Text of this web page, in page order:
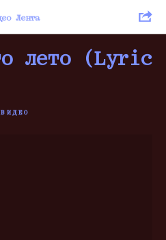
Лента
лето (Lyric